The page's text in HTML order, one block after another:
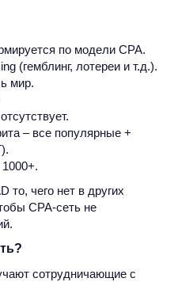
по модели CPA.
(гемблинг, лотереи и т.д.).
мир.
– все популярные +
то, чего нет в других
CPA-сеть не
сотрудничающие с